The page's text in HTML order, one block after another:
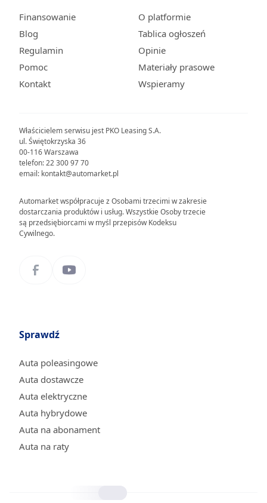
Właścicielem serwisu jest PKO Leasing S.A.
ul. Świętokrzyska 36
00-116 Warszawa
telefon: 22 300 97 70
email: kontakt@automarket.pl
Automarket współpracuje z Osobami trzecimi w zakresie
dostarczania produktów i usług. Wszystkie Osoby trzecie
są przedsiębiorcami w myśl przepisów Kodeksu
Cywilnego.
Finansowanie
Blog
Regulamin
Pomoc
Kontakt
O platformie
Tablica ogłoszeń
Opinie
Materiały prasowe
Wspieramy
Sprawdź
Auta poleasingowe
Auta dostawcze
Auta elektryczne
Auta hybrydowe
Auta na abonament
Auta na raty